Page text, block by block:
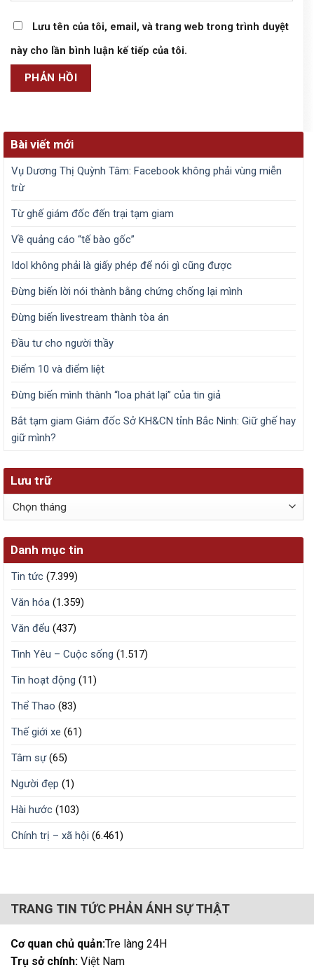
Lưu tên của tôi, email, và trang web trong trình duyệt
này cho lần bình luận kế tiếp của tôi.
Bài viết mới
Vụ Dương Thị Quỳnh Tâm: Facebook không phải vùng miễn
trừ
Từ ghế giám đốc đến trại tạm giam
Về quảng cáo “tế bào gốc”
Idol không phải là giấy phép để nói gì cũng được
Đừng biến lời nói thành bằng chứng chống lại mình
Đừng biến livestream thành tòa án
Đầu tư cho người thầy
Điểm 10 và điểm liệt
Đừng biến mình thành “loa phát lại” của tin giả
Bắt tạm giam Giám đốc Sở KH&CN tỉnh Bắc Ninh: Giữ ghế hay
giữ mình?
Lưu trữ
Lưu
trữ
Danh mục tin
Tin tức (7.399)
Văn hóa (1.359)
Văn đểu (437)
Tình Yêu – Cuộc sống (1.517)
Tin hoạt động (11)
Thể Thao (83)
Thế giới xe (61)
Tâm sự(65)
Người đẹp (1)
Hài hước (103)
Chính trị – xã hội (6.461)
TRANG TIN TỨC PHẢN ÁNH SỰ THẬT
Cơ quan chủ quản:Tre làng 24H
Trụ sở chính: Việt Nam